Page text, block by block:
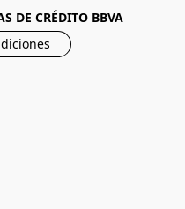
DE CRÉDITO BBVA